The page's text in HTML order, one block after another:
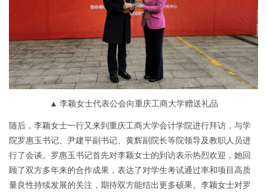
▲ 李颖女士代表公会向重庆工商大学赠送礼品
随后，李颖女士一行又来到重庆工商大学会计学院进行拜访，与学
院罗惠玉书记、尹建平副书记、黄辉副院长等院领导及教职人员进
行了会谈。罗惠玉书记首先对李颖女士的到访表示热烈欢迎，她回
顾了双方多年来的合作成果，表达了对学生考试通过率和项目高质
量良性持续发展的关注，期待双方能结出更多硕果。李颖女士对罗